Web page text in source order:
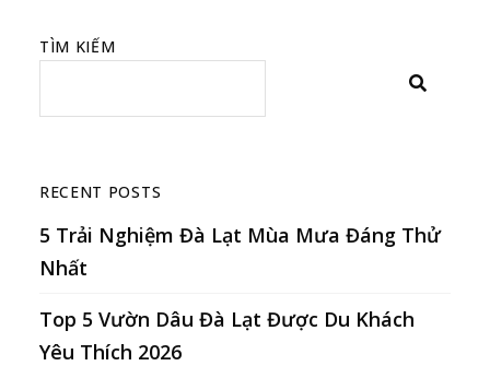
TÌM KIẾM
RECENT POSTS
5 Trải Nghiệm Đà Lạt Mùa Mưa Đáng Thử
Nhất
Top 5 Vườn Dâu Đà Lạt Được Du Khách
Yêu Thích 2026